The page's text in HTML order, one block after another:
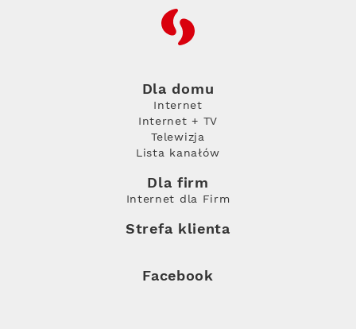
RFC
Dla domu
Internet
Internet + TV
Telewizja
Lista kanałów
Dla firm
Internet dla Firm
Strefa klienta
Facebook